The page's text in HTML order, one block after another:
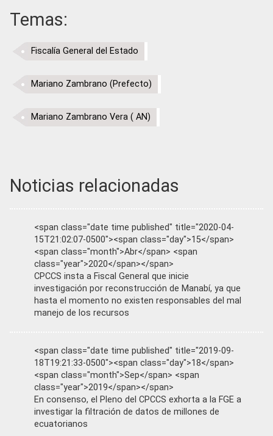
Temas:
Fiscalía General del Estado
Mariano Zambrano (Prefecto)
Mariano Zambrano Vera ( AN)
Noticias relacionadas
<span class="date time published" title="2020-04-
15T21:02:07-0500"><span class="day">15</span>
<span class="month">Abr</span> <span
class="year">2020</span></span>
CPCCS insta a Fiscal General que inicie
investigación por reconstrucción de Manabí, ya que
hasta el momento no existen responsables del mal
manejo de los recursos
<span class="date time published" title="2019-09-
18T19:21:33-0500"><span class="day">18</span>
<span class="month">Sep</span> <span
class="year">2019</span></span>
En consenso, el Pleno del CPCCS exhorta a la FGE a
investigar la filtración de datos de millones de
ecuatorianos